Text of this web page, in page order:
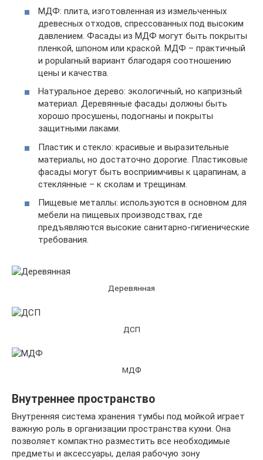
МДФ: плита, изготовленная из измельченных
древесных отходов, спрессованных под высоким
давлением. Фасады из МДФ могут быть покрыты
пленкой, шпоном или краской. МДФ – практичный
и popularный вариант благодаря соотношению
цены и качества.
Натуральное дерево: экологичный, но капризный
материал. Деревянные фасады должны быть
хорошо просушены, подогнаны и покрыты
защитными лаками.
Пластик и стекло: красивые и выразительные
материалы, но достаточно дорогие. Пластиковые
фасады могут быть восприимчивы к царапинам, а
стеклянные – к сколам и трещинам.
Пищевые металлы: используются в основном для
мебели на пищевых производствах, где
предъявляются высокие санитарно-гигиенические
требования.
Деревянная
ДСП
МДФ
Внутреннее пространство
Внутренняя система хранения тумбы под мойкой играет
важную роль в организации пространства кухни. Она
позволяет компактно разместить все необходимые
предметы и аксессуары, делая рабочую зону